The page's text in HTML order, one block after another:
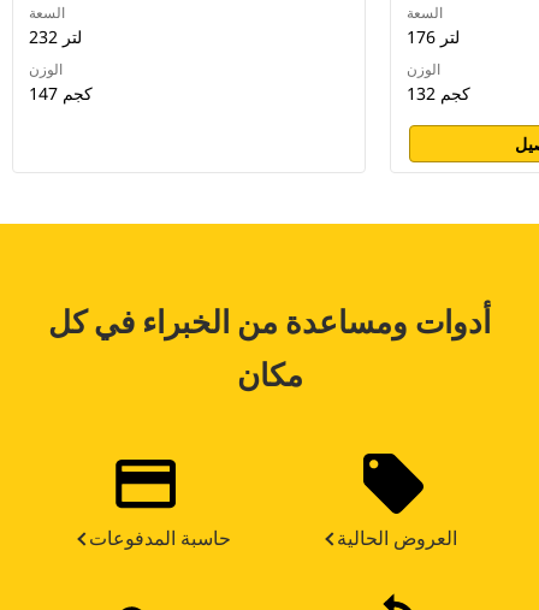
السعة
232 لتر
الوزن
147 كجم
السعة
176 لتر
الوزن
132 كجم
أدوات ومساعدة من الخبراء في كل
مكان
حاسبة المدفوعات العروض الحالية